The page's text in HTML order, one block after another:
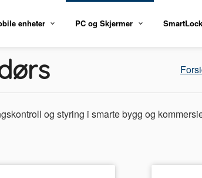
enheter PC og Skjermer
og styring i smarte bygg og